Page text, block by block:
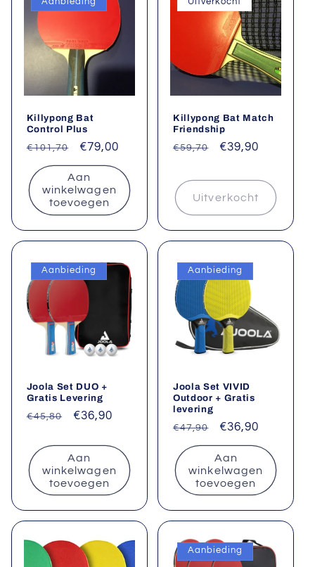
Killypong Bat
Control Plus
Normale
prijs
€101,70 Aanbiedingsprijs
€79,00
Aan
winkelwagen
toevoegen
Killypong Bat Match
Friendship
Normale
€59,70 €39,90
Uitverkocht
Aanbieding
Joola Set DUO +
Gratis Levering
Normale
€45,80 Aanbiedingsprijs
€36,90
Aan
winkelwagen
toevoegen
Aanbieding
Joola Set VIVID
Outdoor + Gratis
levering
Normale
prijs
€47,90 €36,90
Aan
winkelwagen
toevoegen
Aanbieding